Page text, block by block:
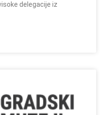
delegacije iz